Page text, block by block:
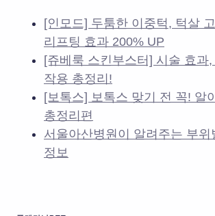
[인모드] 두툼한 이중턱, 턱살
리프팅 효과 200% UP
[쥬베룩 스킨부스터] 시술 효과
작용 총정리!
[보톡스] 보톡스 맞기 전 꼭! 알
총정리편
서울아산병원이 알려주는 부위
정보